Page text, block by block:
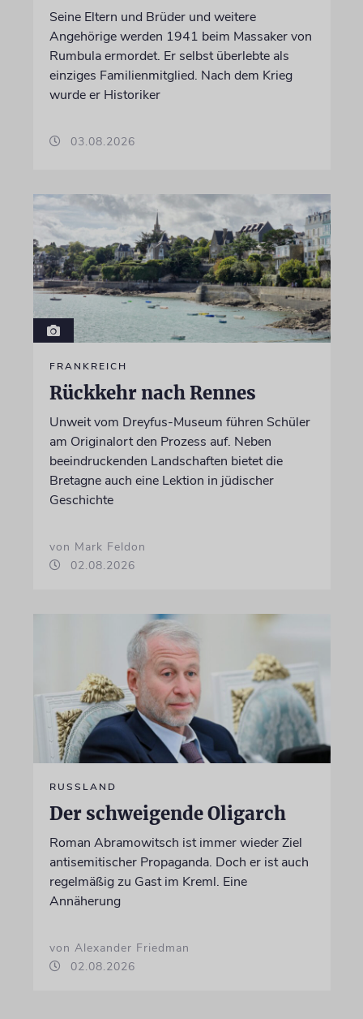
Seine Eltern und Brüder und weitere
Angehörige werden 1941 beim Massaker von
Rumbula ermordet. Er selbst überlebte als
einziges Familienmitglied. Nach dem Krieg
wurde er Historiker
03.08.2026
FRANKREICH
Rückkehr nach Rennes
Unweit vom Dreyfus-Museum führen Schüler
am Originalort den Prozess auf. Neben
beeindruckenden Landschaften bietet die
Bretagne auch eine Lektion in jüdischer
Geschichte
von Mark Feldon
02.08.2026
RUSSLAND
Der schweigende Oligarch
Roman Abramowitsch ist immer wieder Ziel
antisemitischer Propaganda. Doch er ist auch
regelmäßig zu Gast im Kreml. Eine
Annäherung
von Alexander Friedman
02.08.2026